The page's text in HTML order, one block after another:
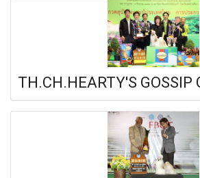
TH.CH.HEARTY'S GOSSIP